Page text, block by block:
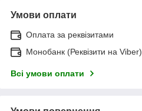
Умови оплати
Оплата за реквізитами
Монобанк (Реквізити на Viber)
Всі умови оплати